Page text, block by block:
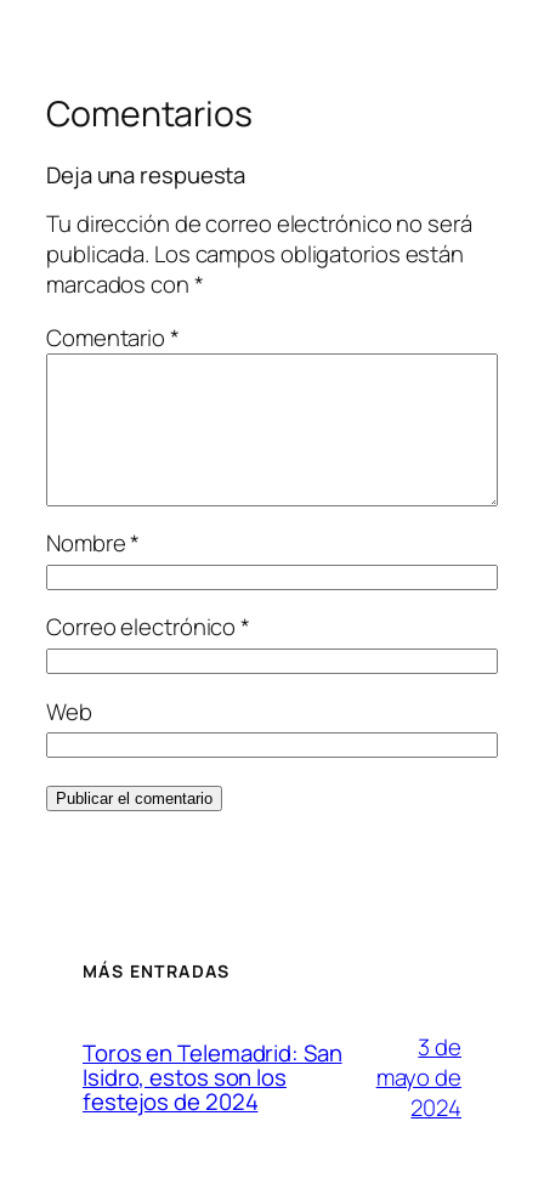
Comentarios
Deja una respuesta
Tu dirección de correo electrónico no será
publicada. Los campos obligatorios están
marcados con*
Comentario*
Nombre*
Correo electrónico*
Web
MÁS ENTRADAS
Toros en Telemadrid: San
Isidro, estos son los
festejos de 2024
3 de
mayo de
2024